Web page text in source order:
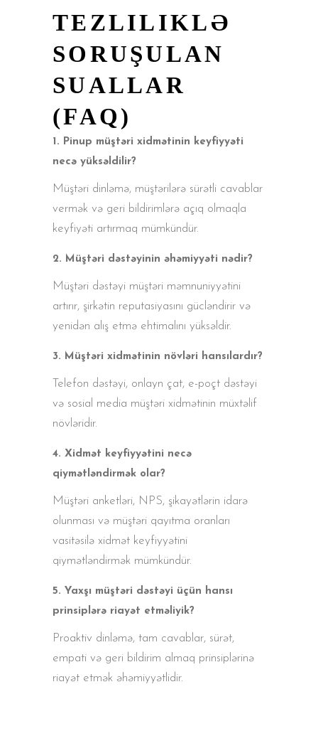
TEZLILIKLƏ
SORUŞULAN
SUALLAR
(FAQ)
1. Pinup müştəri xidmətinin keyfiyyəti
necə yüksəldilir?
Müştəri dinləmə, müştərilərə sürətli cavablar
vermək və geri bildirimlərə açıq olmaqla
keyfiyəti artırmaq mümkündür.
2. Müştəri dəstəyinin əhəmiyyəti nədir?
Müştəri dəstəyi müştəri məmnuniyyətini
artırır, şirkətin reputasiyasını gücləndirir və
yenidən alış etmə ehtimalını yüksəldir.
3. Müştəri xidmətinin növləri hansılardır?
Telefon dəstəyi, onlayn çat, e-poçt dəstəyi
və sosial media müştəri xidmətinin müxtəlif
növləridir.
4. Xidmət keyfiyyətini necə
qiymətləndirmək olar?
Müştəri anketləri, NPS, şikayətlərin idarə
olunması və müştəri qayıtma oranları
vasitəsilə xidmət keyfiyyətini
qiymətləndirmək mümkündür.
5. Yaxşı müştəri dəstəyi üçün hansı
prinsiplərə riayət etməliyik?
Proaktiv dinləmə, tam cavablar, sürət,
empati və geri bildirim almaq prinsiplərinə
riayət etmək əhəmiyyətlidir.